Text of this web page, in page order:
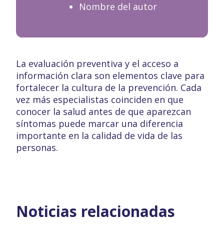
Nombre del autor
La evaluación preventiva y el acceso a
información clara son elementos clave para
fortalecer la cultura de la prevención. Cada
vez más especialistas coinciden en que
conocer la salud antes de que aparezcan
síntomas puede marcar una diferencia
importante en la calidad de vida de las
personas.
Noticias relacionadas